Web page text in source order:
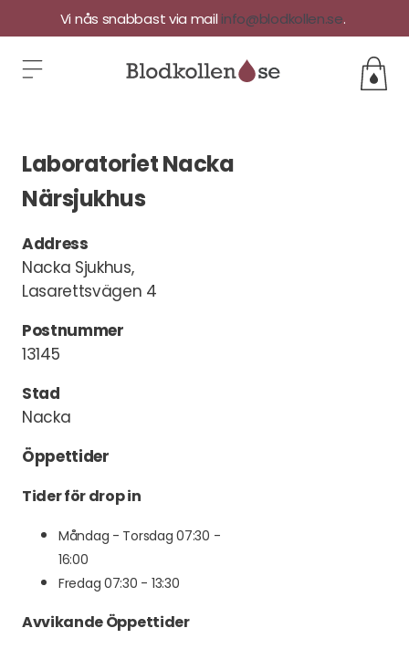
Vi nås snabbast via mail info@blodkollen.se.
Laboratoriet Nacka
Närsjukhus
Address
Nacka Sjukhus,
Lasarettsvägen 4
Postnummer
13145
Stad
Nacka
Öppettider
Tider för drop in
Måndag - Torsdag 07:30 -
16:00
Fredag 07:30 - 13:30
Avvikande Öppettider